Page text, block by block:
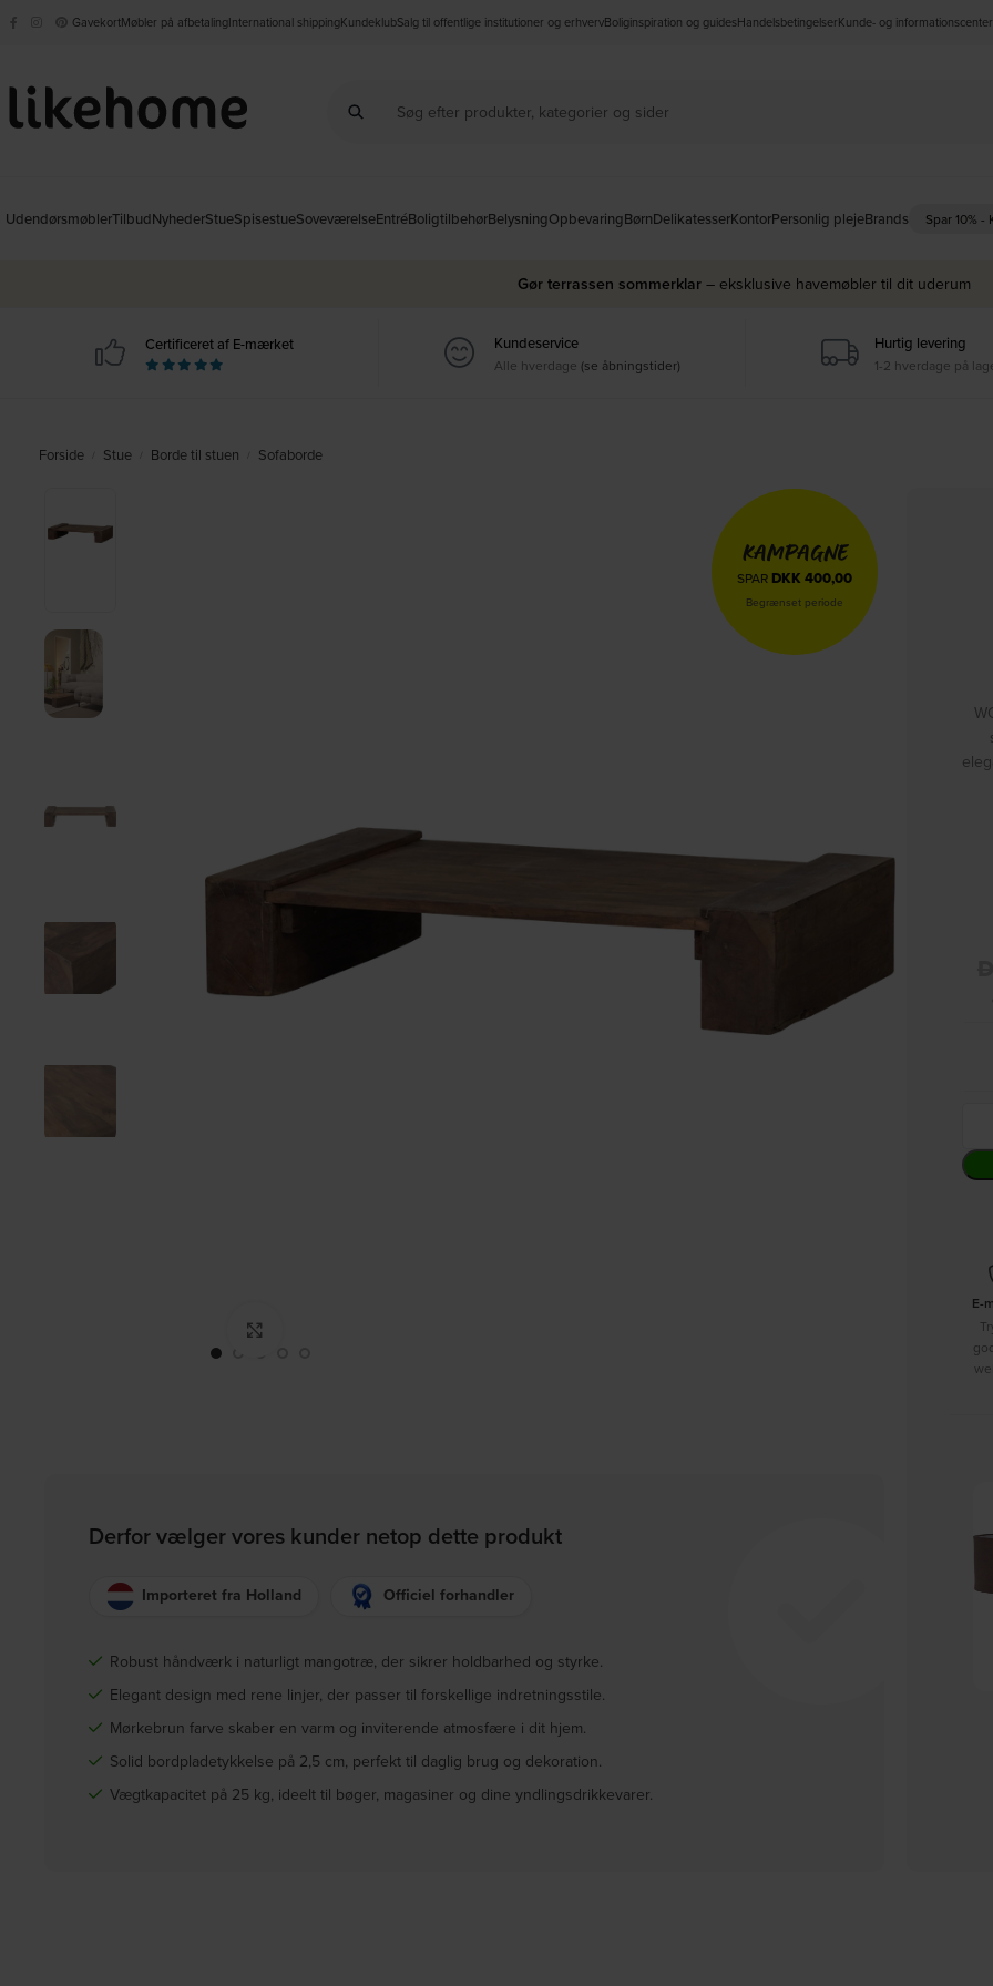
GavekortMøbler på afbetalingInternational shippingKundeklubSalg til offentlige institutioner og erhvervBoliginspiration og guidesHandelsbetingelserKunde- og informationscenter
UdendørsmøblerTilbudNyhederStueSpisestueSoveværelseEntréBoligtilbehørBelysningOpbevaringBørnDelikatesserKontorPersonlig plejeBrands Spar 10%
Gør terrassen sommerklar – eksklusive havemøbler til dit uderum
Certificeret af E-mærket Kundeservice
Alle hverdage (se åbningstider)
Hurtig levering
1-2 hverdage på
Forside Stue Borde til stuen Sofaborde
Derfor vælger vores kunder netop dette produkt
Importeret fra Holland Officiel forhandler
Robust håndværk i naturligt mangotræ, der sikrer holdbarhed og styrke.
Elegant design med rene linjer, der passer til forskellige indretningsstile.
Mørkebrun farve skaber en varm og inviterende atmosfære i dit hjem.
Solid bordpladetykkelse på 2,5 cm, perfekt til daglig brug og dekoration.
Vægtkapacitet på 25 kg, ideelt til bøger, magasiner og dine yndlingsdrikkevarer.
KAMPAGNE
SPAR DKK 400,00
Begrænset periode
E-
Coto, Tæppe, brun, 90x300 cm